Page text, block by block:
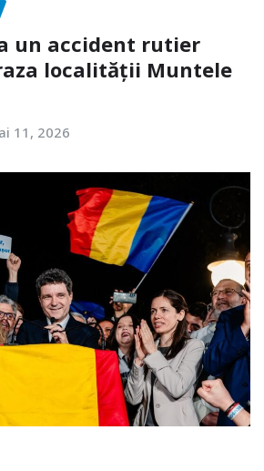
un accident rutier
localității Muntele
11, 2026